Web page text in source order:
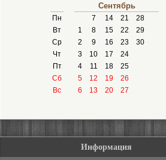
Пн
Вт
Ср
Чт
Пт
Сб
Вс
Сентябрь
7 14 21
28
1
8 15 22
29
2
9 16 23
30
3
10 17
24
4
11 18
25
5
12 19
26
6
13 20 27
Информация